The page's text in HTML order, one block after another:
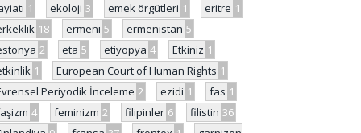
1 ekoloji 3 emek örgütleri 1 eritre 1
18 ermeni 5 ermenistan 5
2 eta 5 etiyopya 4 Etkiniz 1
1 European Court of Human Rights 1
Periyodik İnceleme 2 ezidi 1 fas 1
4 feminizm 2 filipinler 6 filistin 36